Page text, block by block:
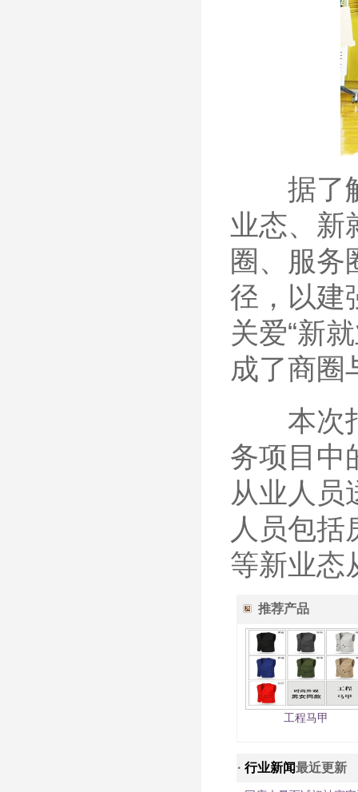
据了解
业态、新
圈、服务
径，以建
关爱“新
成了商圈
本次拍
务项目中
从业人员
人员包括
等新业态
推荐产品
工程马甲
· 行业新闻最近更新